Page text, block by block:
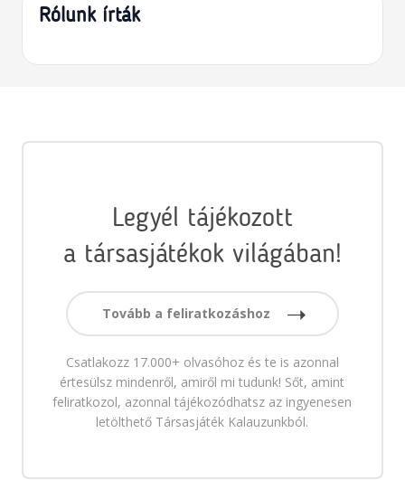
Rólunk írták
Legyél tájékozott
a társasjátékok világában!
Tovább a feliratkozáshoz
Csatlakozz 17.000+ olvasóhoz és te is azonnal
értesülsz mindenről, amiről mi tudunk! Sőt, amint
feliratkozol, azonnal tájékozódhatsz az ingyenesen
letölthető Társasjáték Kalauzunkból.